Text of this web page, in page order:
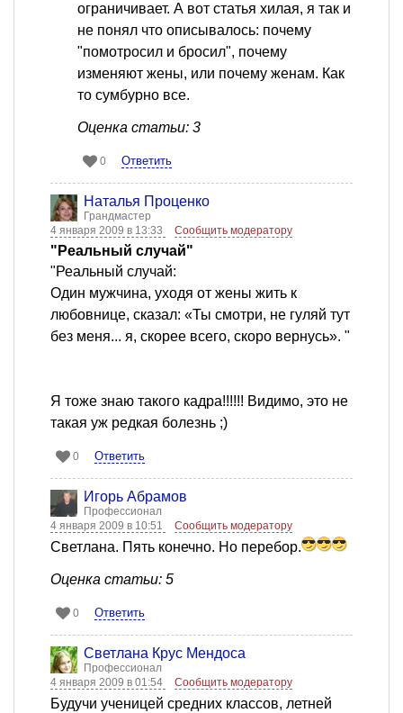
ограничивает. А вот статья хилая, я так и
не понял что описывалось: почему
"помотросил и бросил", почему
изменяют жены, или почему женам. Как
то сумбурно все.
Оценка статьи: 3
0 Ответить
Наталья Проценко
Грандмастер
4 января 2009 в 13:33
Сообщить модератору
"Реальный случай"
"Реальный случай:
Один мужчина, уходя от жены жить к
любовнице, сказал: «Ты смотри, не гуляй тут
без меня... я, скорее всего, скоро вернусь». "
Я тоже знаю такого кадра!!!!!! Видимо, это не
такая уж редкая болезнь ;)
0 Ответить
Игорь Абрамов
Профессионал
4 января 2009 в 10:51
Сообщить модератору
Светлана. Пять конечно. Но перебор.
Оценка статьи: 5
0 Ответить
Светлана Крус Мендоса
Профессионал
4 января 2009 в 01:54
Сообщить модератору
Будучи ученицей средних классов, летней